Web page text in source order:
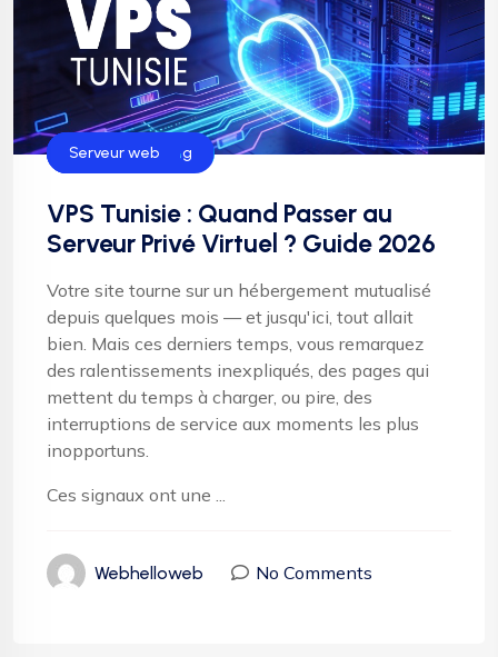
Hébergement
Helloweb Hosting
Serveur web
VPS Tunisie : Quand Passer au
Serveur Privé Virtuel ? Guide 2026
Votre site tourne sur un hébergement mutualisé
depuis quelques mois — et jusqu'ici, tout allait
bien. Mais ces derniers temps, vous remarquez
des ralentissements inexpliqués, des pages qui
mettent du temps à charger, ou pire, des
interruptions de service aux moments les plus
inopportuns.
Ces signaux ont une ...
Webhelloweb No Comments